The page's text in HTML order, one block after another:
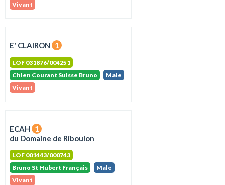
Vivant
E' CLAIRON 1
LOF 031876/004251
Chien Courant Suisse Bruno
Male
Vivant
ECAH
1
du Domaine de Riboulon
LOF 001443/000743
Bruno St Hubert Français
Male
Vivant